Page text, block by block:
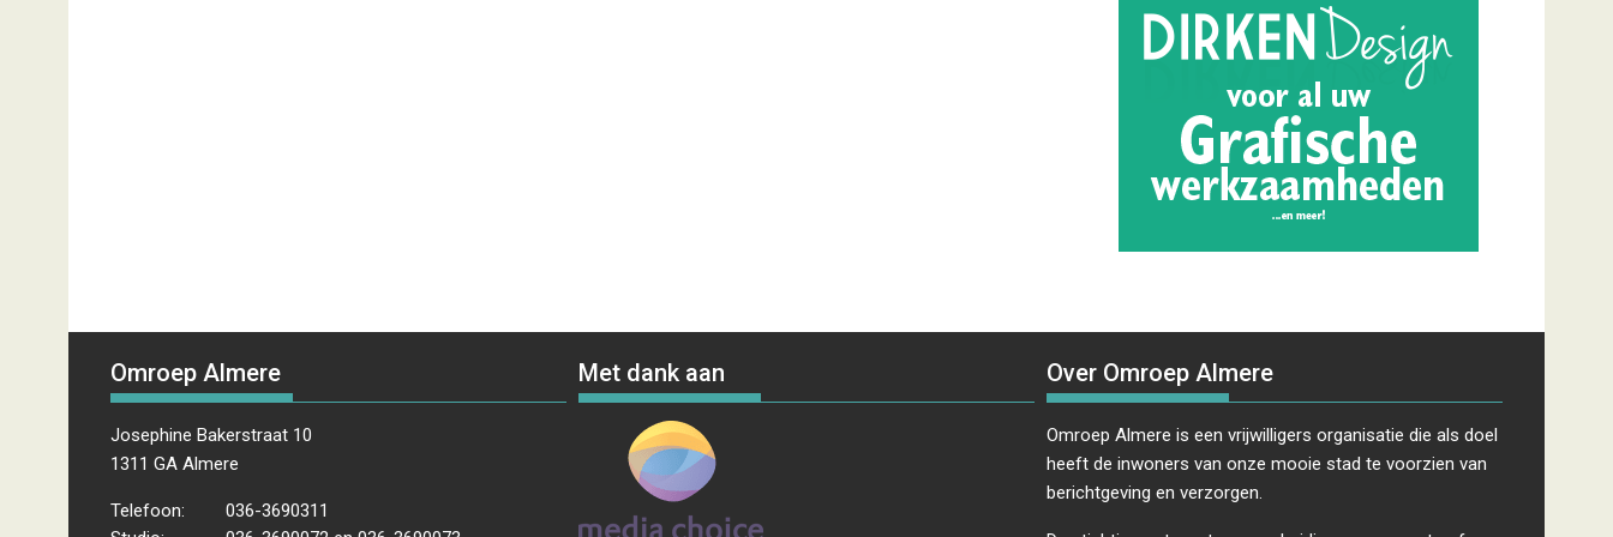
Omroep Almere
Josephine Bakerstraat 10
1311 GA Almere
Telefoon:
036-3690311
Met dank aan Over Omroep Almere
Omroep Almere is een vrijwilligers organisatie die als doel
heeft de inwoners van onze mooie stad te voorzien van
berichtgeving en verzorgen.